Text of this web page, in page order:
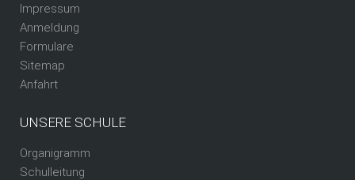
Impressum
Anmeldung
Formulare
Sitemap
Anfahrt
UNSERE SCHULE
Organigramm
Schulleitung